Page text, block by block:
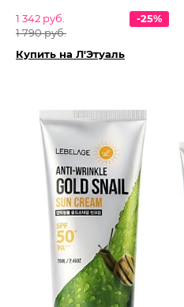
1 342 руб.
1 790 руб.
-25%
Купить на Л'Этуаль